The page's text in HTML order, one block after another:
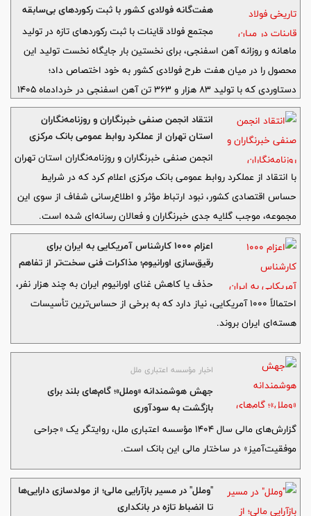
هفت‌گانه فولادی کشور با ثبت رکوردهای بی‌سابقه
تولید‌
مجتمع فولاد قاینات با ثبت رکوردهای تازه در تولید
ماهانه و روزانه آهن اسفنجی، برای نخستین بار جایگاه نخست تولید این
محصول را در میان هفت طرح فولادی کشور به خود اختصاص داد؛
دستاوردی که با تولید ۸۳ هزار و ۳۶۳ تن آهن اسفنجی در خردادماه ۱۴۰۵
رقم خورد.
انتقاد انجمن صنفی خبرنگاران و روزنامه‌نگاران
استان تهران از عملکرد روابط عمومی بانک مرکزی
انجمن صنفی خبرنگاران و روزنامه‌نگاران استان تهران
با انتقاد از عملکرد روابط عمومی بانک مرکزی اعلام کرد که در شرایط
حساس اقتصادی کشور، نبود ارتباط مؤثر و اطلاع‌رسانی شفاف از سوی این
مجموعه، موجب گلایه جدی خبرنگاران و فعالان رسانه‌ای شده است.
اعزام ۱۰۰۰ کارشناس آمریکایی به ایران برای
رقیق‌سازی اورانیوم؛ مذاکرات فنی سخت‌تر از تفاهم
اولیه با آمریکا
حذف یا کاهش غنای اورانیوم ایران به چند هزار نفر،
احتمالاً ۱۰۰۰ آمریکایی، نیاز دارد که به برخی از حساس‌ترین تأسیسات
هسته‌ای ایران بروند.
اخبار مؤسسه اعتباری ملل
جهش هوشمندانه «وملل»؛ گام‌های بلند برای
بازگشت به سودآوری
گزارش‌های مالی سال ۱۴۰۴ مؤسسه اعتباری ملل، روایتگر یک «جراحی
موفقیت‌آمیز» در ساختار مالی این بانک است.
"وملل" در مسیر بازآرایی مالی؛ از مولدسازی دارایی‌ها
تا انضباط تازه در بانکداری